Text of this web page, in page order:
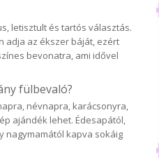
letisztult és tartós választás.
adja az ékszer báját, ezért
bevonatra, ami idővel
fülbevaló?
névnapra, karácsonyra,
ajándék lehet. Édesapától,
nagymamától kapva sokáig